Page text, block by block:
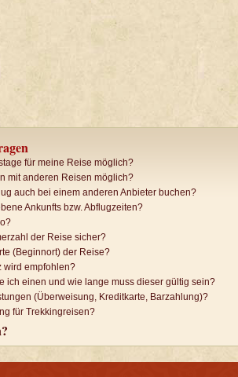
für meine Reise möglich?
mit anderen Reisen möglich?
auch bei einem anderen Anbieter buchen?
Ankunfts bzw. Abflugzeiten?
der Reise sicher?
(Beginnort) der Reise?
wird empfohlen?
ich einen und wie lange muss dieser gültig sein?
(Überweisung, Kreditkarte, Barzahlung)?
für Trekkingreisen?